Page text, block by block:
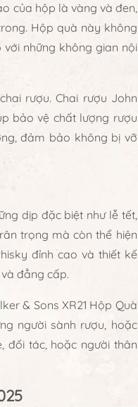
của hộp là vàng và đen,
Hộp quà này không
những không gian nội
rượu. Chai rượu John
bảo vệ chất lượng rượu
đảm bảo không bị vỡ
dịp đặc biệt như lễ tết,
trọng mà còn thể hiện
đỉnh cao và thiết kế
đẳng cấp.
& Sons XR21 Hộp Quà
người sành rượu, hoặc
đối tác, hoặc người thân